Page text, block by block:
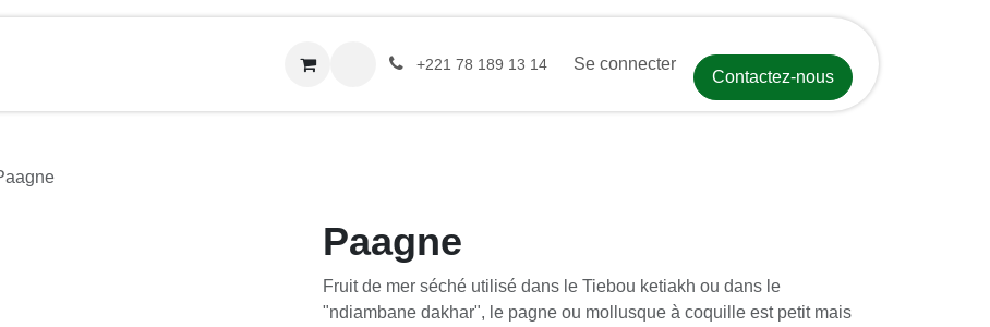
Nos points relais À propos Contact Événements Aide Cours Postes
+221 78 189 13 14 Se connecter
Contactez-nous
Paagne
Paagne
Fruit de mer séché utilisé dans le Tiebou ketiakh ou dans le
"ndiambane dakhar", le pagne ou mollusque à coquille est petit mais